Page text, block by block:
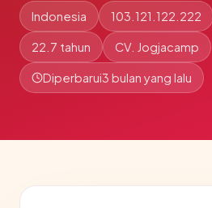
Indonesia 103.121.122.222
22.7 tahun CV. Jogjacamp
Diperbarui3 bulan yang lalu